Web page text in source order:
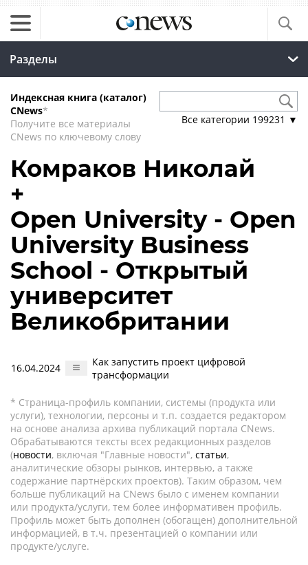
Разделы
Индексная книга (каталог)
CNews*
Получите все материалы
CNews по ключевому слову
Все категории 199231 ▼
Комраков Николай
+
Open University - Open
University Business
School - Открытый
университет
Великобритании
16.04.2024
Как запустить проект цифровой
трансформации
* Страница-профиль компании, системы (продукта или
услуги), технологии, персоны и т.п. создается редактором
на основе анализа архива публикаций портала CNews.
Обрабатываются тексты всех редакционных разделов
(новости, включая "Главные новости", статьи,
аналитические обзоры рынков, интервью, а также
содержание партнёрских проектов). Таким образом, чем
больше публикаций на CNews было с именем компании
или продукта/услуги, тем более информативен профиль.
Профиль может быть дополнен (обогащен) дополнительной
информацией, в т.ч. презентацией о компании или
продукте/услуге.